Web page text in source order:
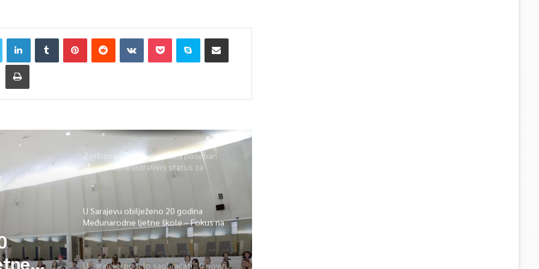
Zastupnici Trojke predlažu poseban
pravni i administrativni status za
Memorijalni centar Srebrenica
U Sarajevu obilježeno 20 godina
Međunarodne ljetne škole – Fokus na
izazovima međunarodne pravde
U Sarajevu počelo saobraćati 10 novih